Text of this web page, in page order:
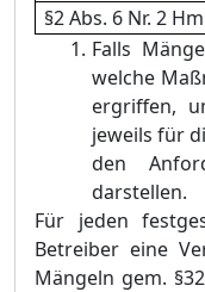
§2 Abs. 6 Nr. 2
Falls
welche
ergriffen,
jeweils für
den
darstellen.
Für jeden
Betreiber eine
Mängeln gem.